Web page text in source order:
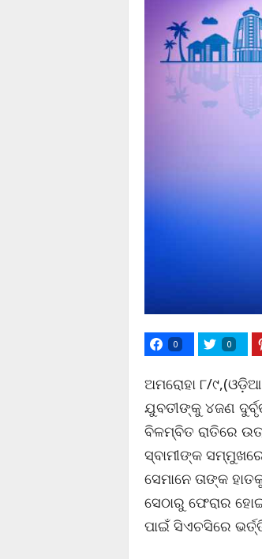
0 0
ଅମରୋହା ୮/
ଯୁବତୀଙ୍କୁ ୪ଜଣ
ବିଳମ୍ବିତ ରାତିରେ
ସ୍ବାମୀଙ୍କ
ସେମାନେ ତାଙ୍କ
ସେଠାରୁ ଫେରାର
ପାଇଁ ସିଏଚସିରେ